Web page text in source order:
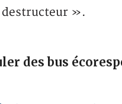
».
des bus